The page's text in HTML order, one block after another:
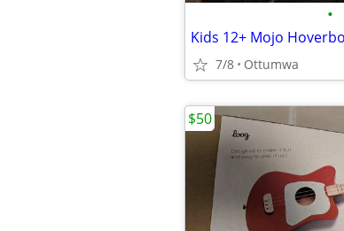
•
Kids 12+ Mojo
7/8 Ottumwa
$50